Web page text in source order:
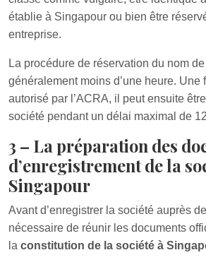
établie à Singapour ou bien être
entreprise.
La procédure de réservation du nom
généralement moins d’une heure. Une
autorisé par l’ACRA, il peut ensuite
société pendant un délai maximal de
3 – La préparation des
d’enregistrement de la
Singapour
Avant d’enregistrer la société auprès
nécessaire de réunir les documents
la constitution de la société à